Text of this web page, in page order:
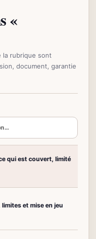
«
la rubrique sont
document, garantie
qui est couvert, limité
et mise en jeu